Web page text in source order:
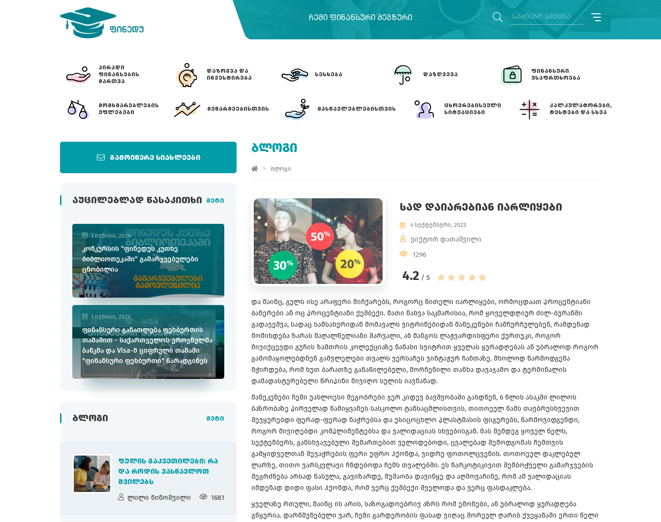
ᲩᲔᲛᲘ ᲤᲘᲜᲐᲜᲡᲣᲠᲘ ᲛᲔᲒᲖᲣᲠᲘ
ᲞᲘᲠᲐᲓᲘ
ᲤᲘᲜᲐᲜᲡᲔᲑᲘᲡ
ᲛᲐᲠᲗᲕᲐ
ᲓᲐᲖᲝᲒᲕᲐ ᲓᲐ
ᲘᲜᲕᲔᲡᲢᲘᲠᲔᲑᲐ
ᲡᲔᲡᲮᲔᲑᲐ ᲓᲐᲖᲦᲕᲔᲕᲐ
ᲤᲘᲜᲐᲜᲡᲣᲠᲘ
ᲣᲡᲐᲤᲠᲗᲮᲝᲔᲑᲐ
ᲛᲝᲛᲮᲛᲐᲠᲔᲑᲚᲔᲑᲘᲡ
ᲣᲤᲚᲔᲑᲔᲑᲘ
ᲛᲔᲬᲐᲠᲛᲔᲔᲑᲘᲡᲗᲕᲘᲡ ᲛᲐᲡᲬᲐᲕᲚᲔᲑᲚᲔᲑᲘᲡᲗᲕᲘᲡ
ᲪᲮᲝᲕᲠᲔᲑᲘᲡᲔᲣᲚᲘ
ᲡᲘᲢᲣᲐᲪᲘᲔᲑᲘ
ᲙᲐᲚᲙᲣᲚᲐᲢᲝᲠᲔᲑᲘ,
ᲢᲔᲡᲢᲔᲑᲘ ᲓᲐ ᲡᲮᲕᲐ
გამოიწერე სიახლეები
ᲐᲣᲪᲘᲚᲔᲑᲚᲐᲓ ᲬᲐᲡᲐᲙᲘᲗᲮᲘ მეტი
1 ივნისი, 2026
კონკურსის "ფინედუს კუთხე
ბიბლიოთეკაში" გამარჯვებულები
ცნობილია
1 ივნისი, 2026
ფინანსური განათლება ფეხბურთის
თამაშით - საქართველოს ეროვნულმა
ბანკმა და Visa-მ ციფრული თამაში
"ფინანსური ფეხბურთი" წარადგინეს
ᲑᲚᲝᲒᲘ მეტი
ᲤᲣᲚᲘᲡ ᲒᲐᲙᲕᲔᲗᲘᲚᲔᲑᲘ: ᲠᲐ
ᲓᲐ ᲠᲝᲓᲘᲡ ᲕᲐᲡᲬᲐᲕᲚᲝᲗ
ᲨᲕᲘᲚᲔᲑᲡ
ლილი ნინოშვილი 1681
ᲑᲚᲝᲒᲘ
ბლოგი
ᲡᲐᲓ ᲓᲐᲘᲐᲠᲔᲑᲘᲐᲜ ᲘᲐᲠᲚᲘᲧᲔᲑᲘ
4 სექტემბერი, 2023
ვიქტორ დათაშვილი
1296
4.2 / 5
და მაინც, გულს ისე არაფერი მიჩქარებს, როგორც წითელი იარლიყები, ორმოცდაათ პროცენტიანი
ბანერები ან ოც პროცენტიანი ქეშბექი. მათი ნახვა საკმარისია, რომ ყოველდღიურ ძილ-ბურანში
გადავეშვა, სადაც სამსახურიდან მომავალს ვიტრინებიდან მანეკენები ჩამჩურჩულებენ, რამდენად
მომიხდება ზარას მაღალწელიანი შარვალი, ან მანგოს ლაჟვარდისფერი ქურთუკი, როგორ
მივიქცევდი გუჩის ზამთრის კოლექციაზე ნანახი სვიტრით ყველას ყურადღებას ან უბრალოდ როგორ
გამომაყოლებდნენ გამვლელები თვალს ვერსაჩეს ვინტაჟურ ჩანთაზე. მხოლოდ წარმოდგენა
მჭირდება, რომ ხუთ ბარათზე განაწილებული, მორჩენილი თანხა დავაჯამო და ტერმინალის
დამადასტურებელი წრიპინი მივიღო სულის იავნანად.
მანეკენები ჩემი უახლოესი მეგობრები ჯერ კიდევ ბავშვობაში გახდნენ, 6 წლის ასაკში ლილოს
ბაზრობაზე პირველად წამიყვანეს სასკოლო ტანსაცმლისთვის, თითოეულ წამს თავბრუსხვევით
შევყურებდი ფერად-ფერად ნაჭრებსა და უსიცოცხლო პლასტმასის ფიგურებს, წარმოვიდგენდი,
როგორ მივიღებდი კომპლიმენტებსა და ვალიდაციას სხვებისგან. მას შემდეგ ყოველ წელს,
სექტემბერს, განსხვავებული შემართებით ველოდებოდი, ცვალებად შემოდგომას ჩემთვის
გამყიდველთან შევაჭრების ფერი უფრო ჰქონდა, ვიდრე ფოთოლცვენის. თოთოეულ დაკლებულ
ლარზე, თითო ვარსკვლავი ჩნდებოდა ჩემს თვალებში. ეს ნარკოტიკივით შემბოჭველი გამარჯვების
შეგრძნება არსად წასულა, გავიზარდე, მუშაობა დავიწყე და აღმოვაჩინე, რომ ამ ვალიდაციას
იმდენად დიდი ფასი ჰქონდა, რომ ვერც ქეშბექი შველოდა და ვერც ფასდაკლება.
ყველაზე რთული, მაინც ის არის, საზოგადოებრივ აზრს რომ ემონები, ან უბრალოდ ყურადღება
გწყურია. დარწმუნებული ვარ, ჩემი გარდერობის ფასად ვიღაც შორეულ ღარიბ ქვეყანაში ერთი წელი